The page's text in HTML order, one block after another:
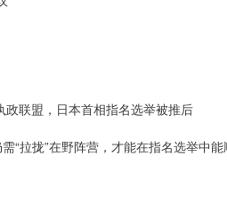
联盟，日本首相指名选举被推后
“拉拢”在野阵营，才能在指名选举中能